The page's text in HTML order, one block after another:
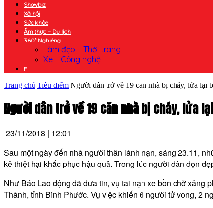
Showbiz
Xã hội
Sức khỏe
Ẩm thực – Du lịch
360° Nghiêng
Làm đẹp – Thời trang
Xe – Công nghệ
F
Trang chủ Tiêu điểm Người dân trở về 19 căn nhà bị cháy, lửa lại
Người dân trở về 19 căn nhà bị cháy, lửa
23/11/2018 | 12:01
Sau một ngày đến nhà người thân lánh nạn, sáng 23.11,
kê thiệt hại khắc phục hậu quả. Trong lúc người dân dọn
Như Báo Lao động đã đưa tin, vụ tai nạn xe bồn chở xăng
Thành, tỉnh Bình Phước. Vụ việc khiến 6 người tử vong, 2